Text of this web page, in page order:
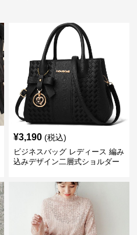
¥3,190 (税込)
ビジネスバッグ レディース 編み
込みデザイン二層式ショルダー